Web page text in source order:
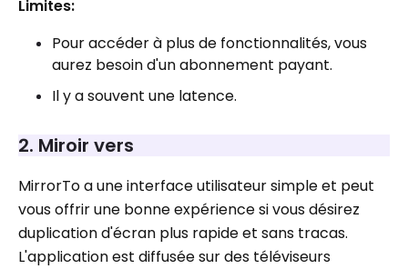
Limites:
Pour accéder à plus de fonctionnalités, vous
aurez besoin d'un abonnement payant.
Il y a souvent une latence.
2. Miroir vers
MirrorTo a une interface utilisateur simple et peut
vous offrir une bonne expérience si vous désirez
duplication d'écran plus rapide et sans tracas.
L'application est diffusée sur des téléviseurs